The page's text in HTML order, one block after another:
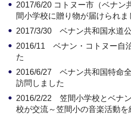
2017/6/20 コトヌー市（ベナン
間小学校に贈り物が届けられま
2017/3/30 ベナン共和国水道
2016/11 ベナン・コトヌー自
た
2016/6/27 ベナン共和国特命
訪問しました
2016/2/22 笠間小学校とベナ
校が交流～笠間小の音楽活動を